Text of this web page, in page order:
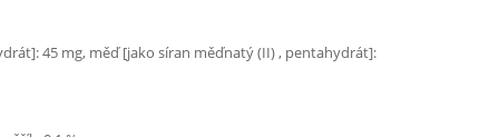
45 mg, měď [jako síran měďnatý (II) , pentahydrát]: